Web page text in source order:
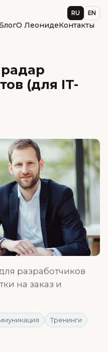
О ЛеонидеКонтакты
RU EN
(для IT-
разработчиков
на заказ и
Тренинги